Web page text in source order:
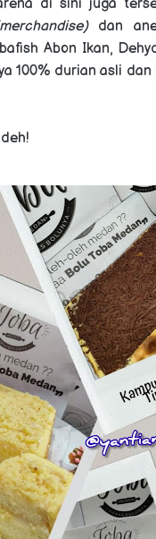
di sini juga
dan
Abon Ikan,
100% durian asli dan